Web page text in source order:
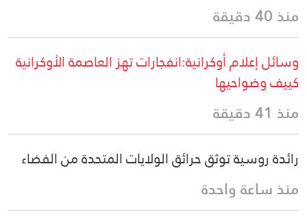
منذ 40 دقيقة
وسائل إعلام أوكرانية:انفجارات تهز العاصمة الأوكرانية
كييف وضواحيها
منذ 41 دقيقة
رائدة روسية توثق حرائق الولايات المتحدة من الفضاء
منذ ساعة واحدة